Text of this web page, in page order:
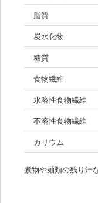
脂質
炭水化物
糖質
食物繊維
水溶性食物繊維
不溶性食物繊維
カリウム
煮物や麺類の残り汁